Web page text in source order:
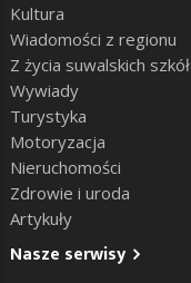
Kultura
Wiadomości z regionu
Z życia suwalskich szkół
Wywiady
Turystyka
Motoryzacja
Nieruchomości
Zdrowie i uroda
Artykuły
Nasze serwisy